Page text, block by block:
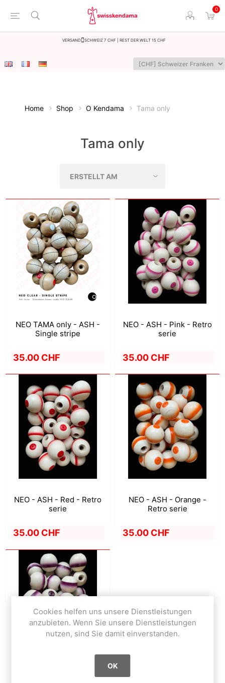
0
Versand Schweiz 7 CHF | Rest der Welt 15 CHF
Home Shop O Kendama Tama only
Tama only
NEO TAMA only - ASH -
Single stripe
35.00 CHF
NEO - ASH - Pink - Retro
serie
35.00 CHF
NEO - ASH - Red - Retro
serie
35.00 CHF
NEO - ASH - Orange -
Retro serie
35.00 CHF
NEO - ASH - Purp - Retro
Cookies helfen uns unsere Dienstleistungen
anzubieten. Wenn Sie unsere Dienstleistungen
nutzen, sind Sie damit einverstanden.
OK